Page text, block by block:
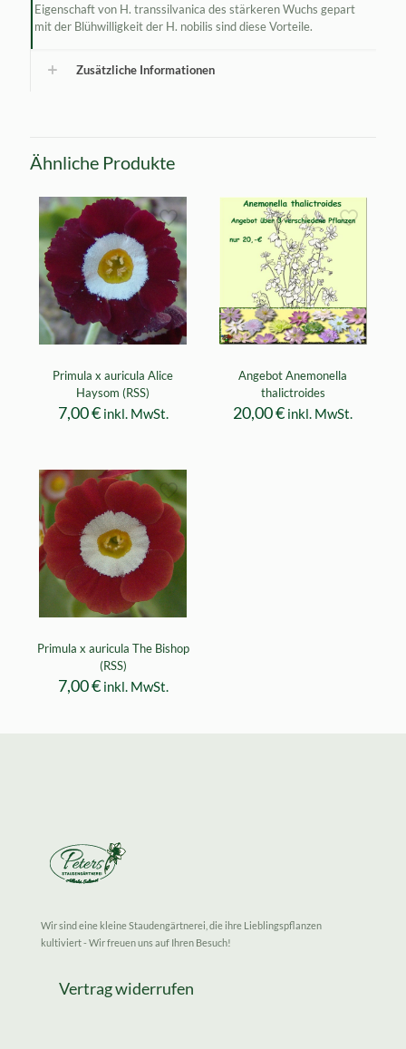
Eigenschaft von H. transsilvanica des stärkeren Wuchs gepart
mit der Blühwilligkeit der H. nobilis sind diese Vorteile.
Zusätzliche Informationen
Ähnliche Produkte
Primula x auricula Alice
Haysom (RSS)
7,00€ inkl. MwSt.
Angebot Anemonella
thalictroides
20,00€ inkl. MwSt.
Primula x auricula The Bishop
(RSS)
7,00€ inkl. MwSt.
Wir sind eine kleine Staudengärtnerei, die ihre Lieblingspflanzen
kultiviert - Wir freuen uns auf Ihren Besuch!
Vertrag widerrufen